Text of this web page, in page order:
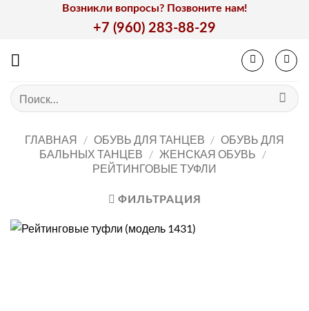
Возникли вопросы? Позвоните нам!
+7 (960) 283-88-29
Искать:
ГЛАВНАЯ / ОБУВЬ ДЛЯ ТАНЦЕВ / ОБУВЬ ДЛЯ
БАЛЬНЫХ ТАНЦЕВ / ЖЕНСКАЯ ОБУВЬ /
РЕЙТИНГОВЫЕ ТУФЛИ
ФИЛЬТРАЦИЯ